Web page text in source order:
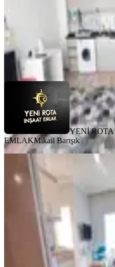
YENİ ROTA İNŞAAT EMLAK
YENİ
EMLAKMikail Barışık
MANZARALI
Yeni
Eşyalı
Onikişubat,
·5.
23.000 ₺